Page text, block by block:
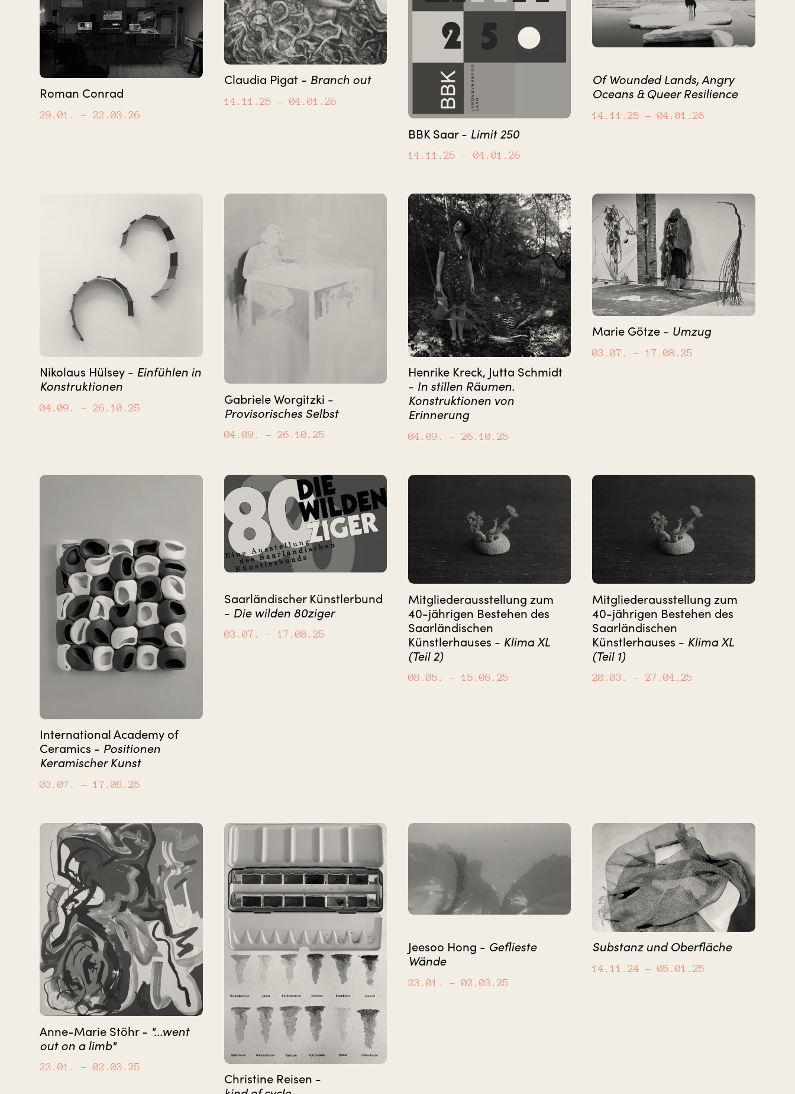
Roman Conrad
29.01. – 22.03.26
Claudia Pigat - Branch out
14.11.25 – 04.01.26
BBK Saar - Limit 250
14.11.25 – 04.01.26
Of Wounded Lands, Angry
Oceans & Queer Resilience
14.11.25 – 04.01.26
Nikolaus Hülsey - Einfühlen in
Konstruktionen
04.09. – 26.10.25
Gabriele Worgitzki -
Provisorisches Selbst
04.09. – 26.10.25
Henrike Kreck, Jutta Schmidt
- In stillen Räumen.
Konstruktionen von
Erinnerung
04.09. – 26.10.25
Marie Götze - Umzug
03.07. – 17.08.25
International Academy of
Ceramics - Positionen
Keramischer Kunst
03.07. – 17.08.25
Saarländischer Künstlerbund
- Die wilden 80ziger
03.07. – 17.08.25
Mitgliederausstellung zum
40-jährigen Bestehen des
Saarländischen
Künstlerhauses - Klima XL
(Teil 2)
08.05. – 15.06.25
Mitgliederausstellung zum
40-jährigen Bestehen des
Saarländischen
Künstlerhauses - Klima XL
(Teil 1)
20.03. – 27.04.25
Anne-Marie Stöhr - "...went
out on a limb"
23.01. – 02.03.25
Christine Reisen -
Jeesoo Hong - Geflieste
Wände
23.01. – 02.03.25
Substanz und Oberfläche
14.11.24 – 05.01.25